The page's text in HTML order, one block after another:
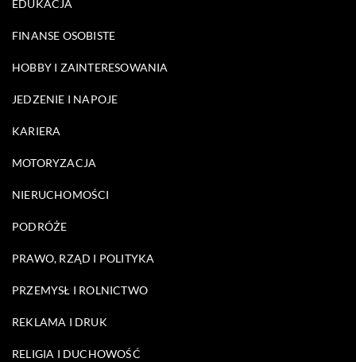
EDUKACJA
FINANSE OSOBISTE
HOBBY I ZAINTERESOWANIA
JEDZENIE I NAPOJE
KARIERA
MOTORYZACJA
NIERUCHOMOŚCI
PODRÓŻE
PRAWO, RZĄD I POLITYKA
PRZEMYSŁ I ROLNICTWO
REKLAMA I DRUK
RELIGIA I DUCHOWOŚĆ